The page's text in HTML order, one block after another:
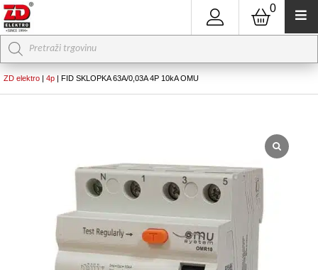
0
Products
search
ZD elektro | 4p | FID SKLOPKA 63A/0,03A 4P 10kA OMU